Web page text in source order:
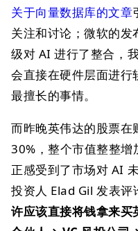
关于向量数据库的文章
关注和讨论；微软的发
级对 AI 进行了整合，
会直接在硬件层面进行
最擅长的事情。
而昨晚英伟达的股票
30%，整个市值整整
正感受到了市场对 AI
投资人 Elad Gil 发表评
许应该直接将钱拿来